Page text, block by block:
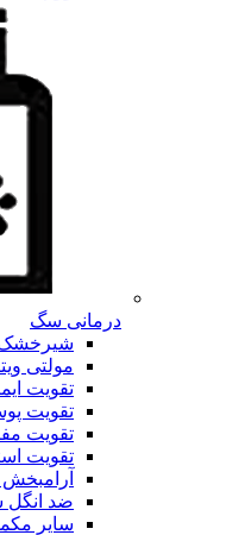
درمانی سگ
مولتی
تقویت
تقویت
تقویت
تقویت
ضد
سایر